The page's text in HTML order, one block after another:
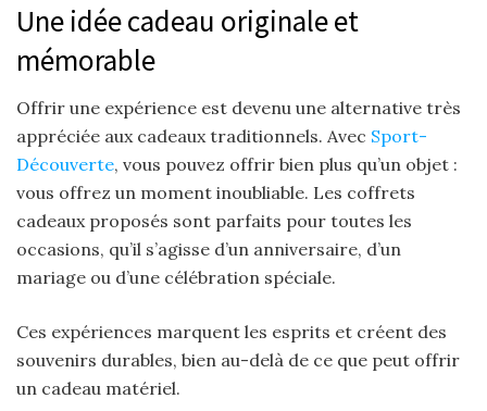
Une idée cadeau originale et
mémorable
Offrir une expérience est devenu une alternative très
appréciée aux cadeaux traditionnels. Avec Sport-
Découverte, vous pouvez offrir bien plus qu’un objet :
vous offrez un moment inoubliable. Les coffrets
cadeaux proposés sont parfaits pour toutes les
occasions, qu’il s’agisse d’un anniversaire, d’un
mariage ou d’une célébration spéciale.
Ces expériences marquent les esprits et créent des
souvenirs durables, bien au-delà de ce que peut offrir
un cadeau matériel.